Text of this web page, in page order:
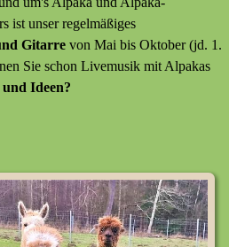
ist unser regelmäßiges
Gitarre von Mai bis Oktober (jd. 1.
Sie schon Livemusik mit Alpakas
Ideen?